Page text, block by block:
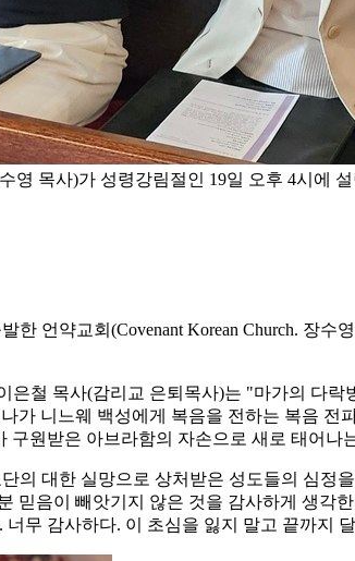
영 목사)가 성령강림절인 19일 오후 4시에
언약교회(Covenant Korean Church. 장
철 목사(감리교 은퇴목사)는 "마가의 다
니느웨 백성에게 복음을 전하는 복음
원받은 아브라함의 자손으로 새로 태어나
의 대한 실망으로 상처받은 성도들의 심정
음이 빼앗기지 않은 것을 감사하게 생각
무 감사하다. 이 초심을 잃지 말고 끝까지